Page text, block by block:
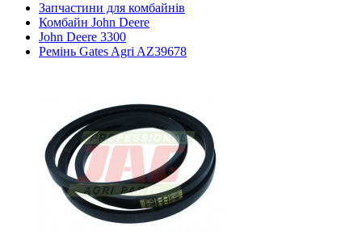
Запчастини для комбайнів
Комбайн John Deere
John Deere 3300
Ремінь Gates Agri AZ39678